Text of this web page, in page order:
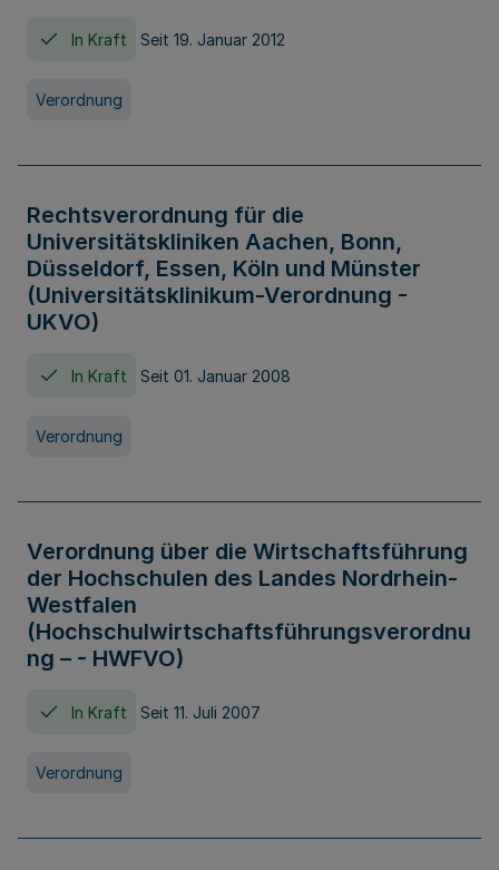
In Kraft Seit 19. Januar 2012
Verordnung
Rechtsverordnung für die
Universitätskliniken Aachen, Bonn,
Düsseldorf, Essen, Köln und Münster
(Universitätsklinikum-Verordnung -
UKVO)
In Kraft Seit 01. Januar 2008
Verordnung
Verordnung über die Wirtschaftsführung
der Hochschulen des Landes Nordrhein-
Westfalen
(Hochschulwirtschaftsführungsverordnu
ng – - HWFVO)
In Kraft Seit 11. Juli 2007
Verordnung